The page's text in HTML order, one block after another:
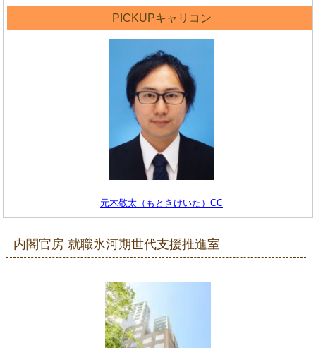
PICKUPキャリコン
元木敬太（もときけいた）CC
内閣官房 就職氷河期世代支援推進室